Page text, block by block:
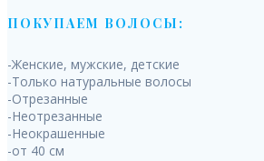
ПОКУПАЕМ ВОЛОСЫ:
-Женские, мужские, детские
-Только натуральные волосы
-Отрезанные
-Неотрезанные
-Неокрашенные
-от 40 см